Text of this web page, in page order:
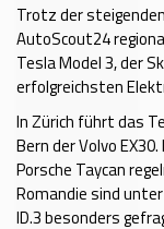
Trotz der
AutoScout24
Tesla Model 3, der
erfolgreichsten
In Zürich führt das
Bern der Volvo
Porsche Taycan
Romandie sind
ID.3 besonders